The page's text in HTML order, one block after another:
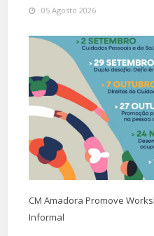
05 Agosto 2026
CM Amadora Promove
Informal